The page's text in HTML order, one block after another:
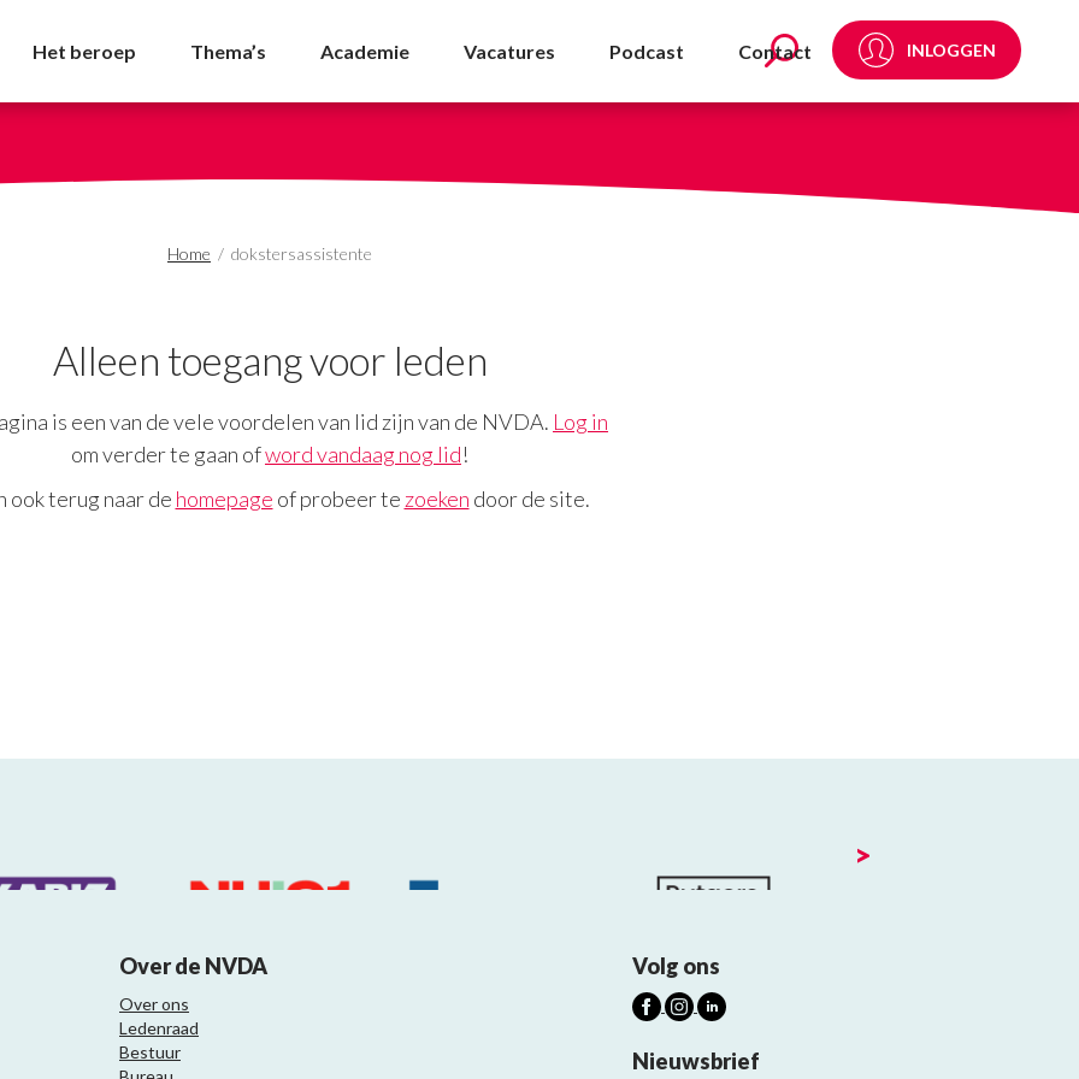
- NVDA
Het beroep Thema’s Academie Vacatures Podcast Contact INLOGGEN
Home / dokstersassistente
Alleen toegang voor leden
is een van de vele voordelen van lid zijn van de NVDA. Log in
om verder te gaan ofword vandaag nog lid!
ook terug naar de homepage of probeer te zoeken door de site.
>
Over de NVDA
Over ons
Ledenraad
Bestuur
Volg ons
Nieuwsbrief